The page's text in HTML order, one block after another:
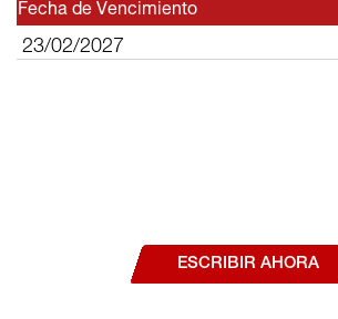
Fecha de Vencimiento
23/02/2027
ESCRIBIR AHORA